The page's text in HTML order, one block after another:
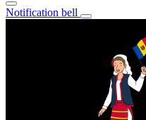
Notification bell